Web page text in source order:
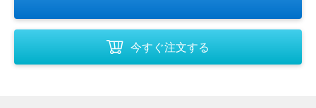
今すぐ注文する